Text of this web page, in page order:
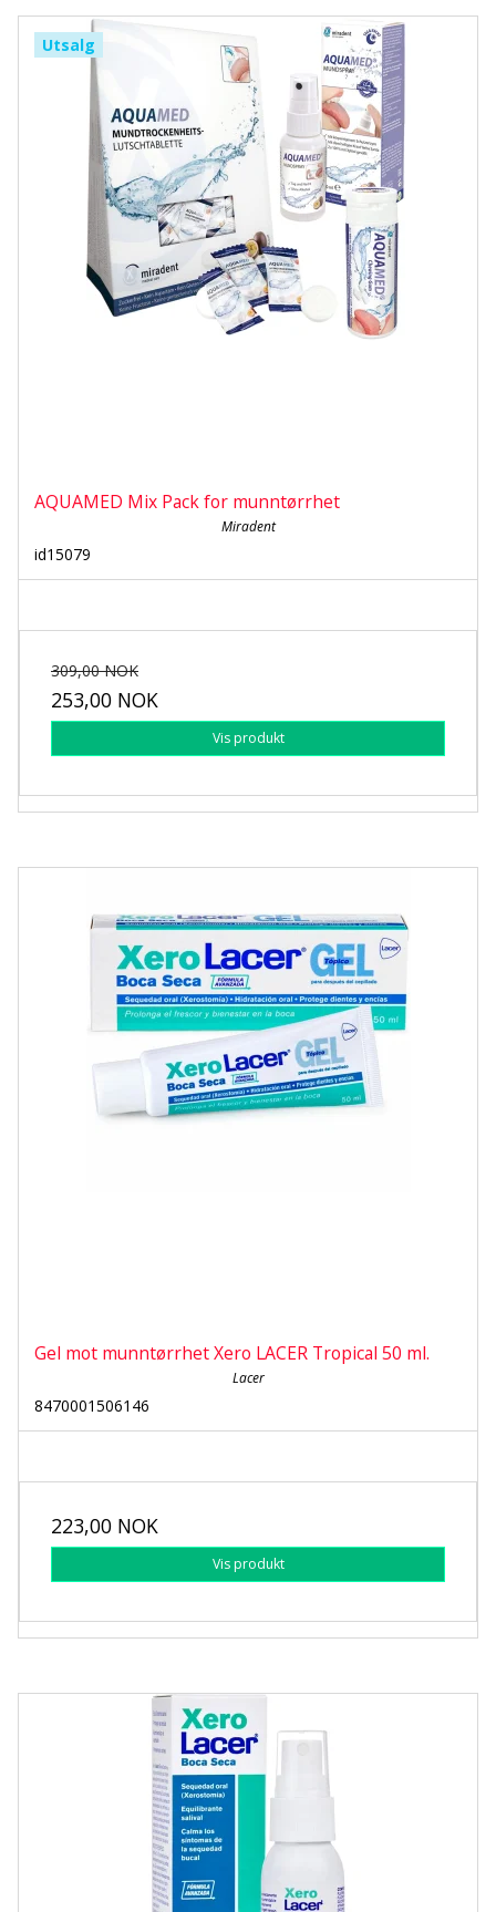
Utsalg
AQUAMED Mix Pack for munntørrhet
Miradent
id15079
309,00 NOK
253,00 NOK
Vis produkt
Gel mot munntørrhet Xero LACER Tropical 50 ml.
Lacer
8470001506146
223,00 NOK
Vis produkt